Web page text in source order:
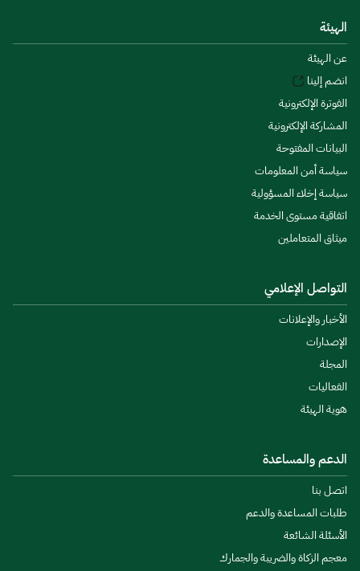
الهيئة
عن الهيئة
انضم إلينا
الفوترة الإلكترونية
المشاركة الإلكترونية
البيانات المفتوحة
سياسة أمن المعلومات
سياسة إخلاء المسؤولية
اتفاقية مستوى الخدمة
ميثاق المتعاملين
التواصل الإعلامي
الأخبار والإعلانات
الإصدارات
المجلة
الفعاليات
هوية الهيئة
الدعم والمساعدة
اتصل بنا
طلبات المساعدة والدعم
الأسئلة الشائعة
معجم الزكاة والضريبة والجمارك